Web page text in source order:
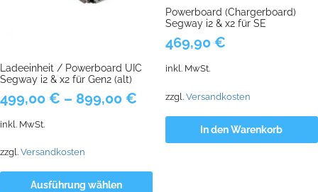
Ladeeinheit / Powerboard UIC
Segway i2 & x2 für Gen2 (alt)
499,00 € – 899,00 €
inkl. MwSt.
zzgl. Versandkosten
Ausführung wählen
Powerboard (Chargerboard)
Segway i2 & x2 für SE
469,90 €
inkl. MwSt.
zzgl. Versandkosten
In den Warenkorb